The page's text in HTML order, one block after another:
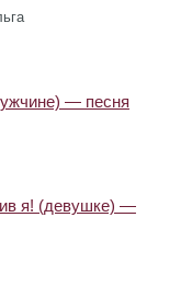
— песня
я! (девушке) —